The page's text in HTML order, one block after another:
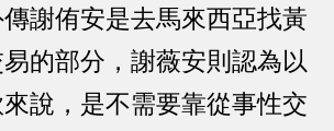
謝侑安是去馬來西亞找黃
的部分，謝薇安則認為以
說，是不需要靠從事性交